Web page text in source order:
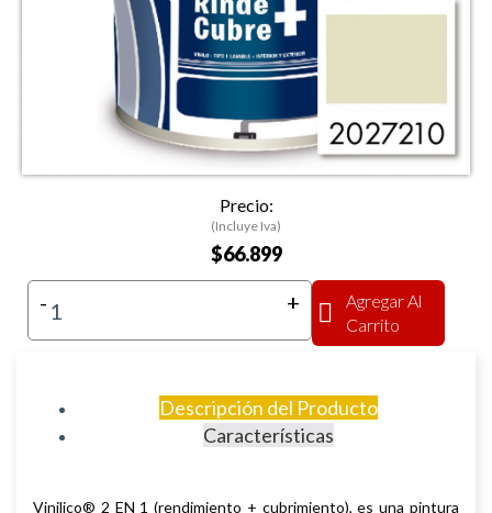
Precio:
(Incluye Iva)
$66.899
- +
Agregar Al
Carrito
Descripción del Producto
Características
Vinilico® 2 EN 1 (rendimiento + cubrimiento), es una pintura